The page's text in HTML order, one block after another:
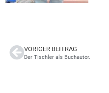
VORIGER BEITRAG
Der Tischler als Buchautor.